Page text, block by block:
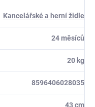
Kancelářské a herní židle
24 měsíců
20 kg
8596406028035
43 cm